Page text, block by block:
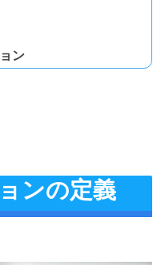
ン
ンの定義